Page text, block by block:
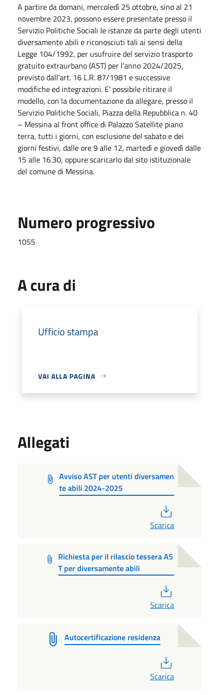
A partire da domani, mercoledì 25 ottobre, sino al 21
novembre 2023, possono essere presentate presso il
Servizio Politiche Sociali le istanze da parte degli utenti
diversamente abili e riconosciuti tali ai sensi della
Legge 104/1992, per usufruire del servizio trasporto
gratuito extraurbano (AST) per l’anno 2024/2025,
previsto dall’art. 16 L.R. 87/1981 e successive
modifiche ed integrazioni. E' possibile ritirare il
modello, con la documentazione da allegare, presso il
Servizio Politiche Sociali, Piazza della Repubblica n. 40
– Messina al front office di Palazzo Satellite piano
terra, tutti i giorni, con esclusione del sabato e dei
giorni festivi, dalle ore 9 alle 12, martedì e giovedì dalle
15 alle 16.30, oppure scaricarlo dal sito istituzionale
del comune di Messina.
Numero progressivo
1055
A cura di
Ufficio stampa
VAI ALLA PAGINA
Allegati
Avviso AST per utenti diversamen
te abili 2024-2025
Scarica
Richiesta per il rilascio tessera AS
T per diversamente abili
Scarica
Autocertificazione residenza
Scarica